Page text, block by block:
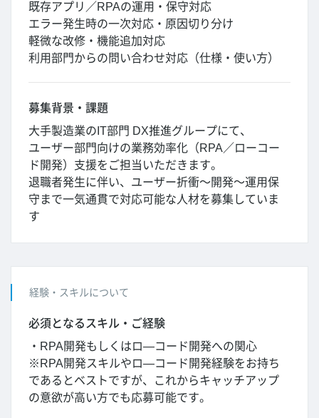
既存アプリ／RPAの運用・保守対応
エラー発生時の一次対応・原因切り分け
軽微な改修・機能追加対応
利用部門からの問い合わせ対応（仕様・使い方）
募集背景・課題
大手製造業のIT部門 DX推進グループにて、
ユーザー部門向けの業務効率化（RPA／ローコー
ド開発）支援をご担当いただきます。
退職者発生に伴い、ユーザー折衝～開発～運用保
守まで一気通貫で対応可能な人材を募集していま
す
経験・スキルについて
必須となるスキル・ご経験
・RPA開発もしくはロ―コード開発への関心
※RPA開発スキルやロ―コード開発経験をお持ち
であるとベストですが、これからキャッチアップ
の意欲が高い方でも応募可能です。